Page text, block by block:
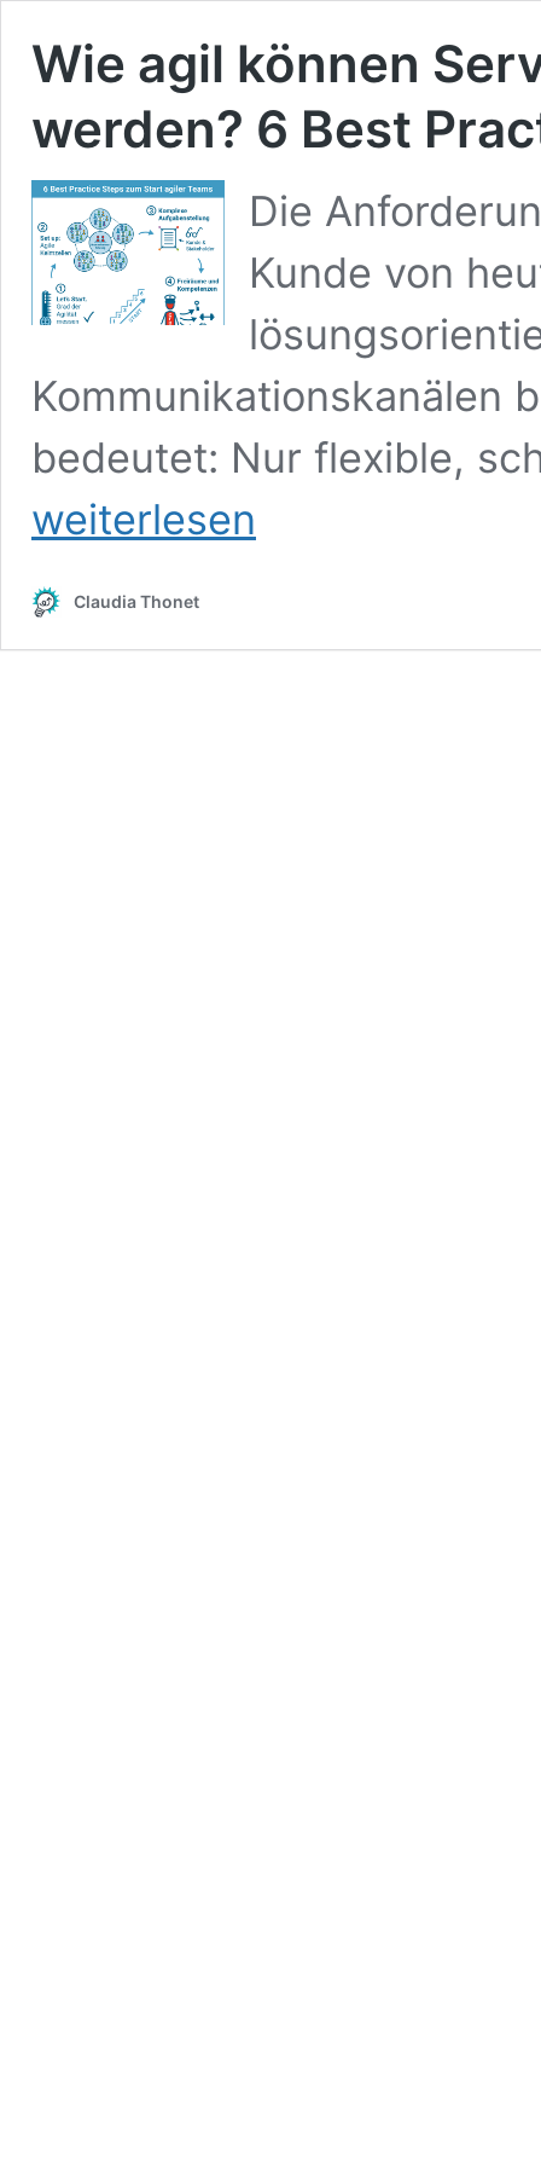
Wie agil können
werden? 6 Best
Die
Kunde von
Kommunikationskanälen
bedeutet: Nur flexible,
weiterlesen
Claudia Thonet